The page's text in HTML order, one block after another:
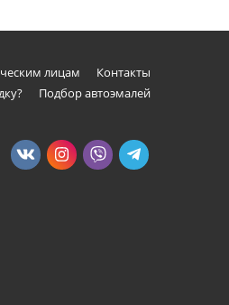
лицам
Контакты
Подбор автоэмалей